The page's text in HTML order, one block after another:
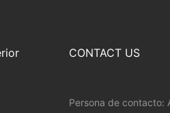
CONTACT US
Persona de contacto: